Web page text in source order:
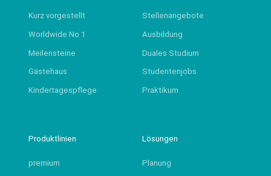
Kurz vorgestellt
Worldwide No.1
Meilensteine
Gästehaus
Kindertagespflege
Stellenangebote
Ausbildung
Duales Studium
Studentenjobs
Praktikum
Produktlinien
premium
Lösungen
Planung